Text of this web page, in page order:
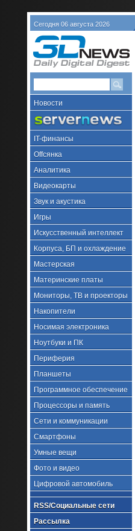
Сегодня 06 августа 2026
Новости
IT-финансы
Offсянка
Аналитика
Видеокарты
Звук и акустика
Игры
Искусственный интеллект
Корпуса, БП и охлаждение
Мастерская
Материнские платы
Мониторы, ТВ и проекторы
Накопители
Носимая электроника
Ноутбуки и ПК
Периферия
Планшеты
Программное обеспечение
Процессоры и память
Сети и коммуникации
Смартфоны
Умные вещи
Фото и видео
Цифровой автомобиль
RSS/Социальные сети
Рассылка